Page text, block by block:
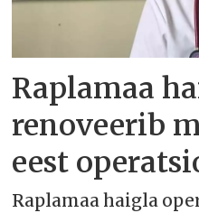
Raplamaa
renoveerib
eest
Raplamaa haigla